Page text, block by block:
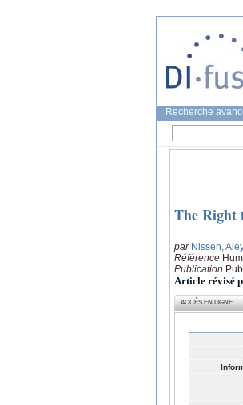
Recherche
The Right
par Nissen,
Référence
Publication
Article révisé
ACCÈS EN LIGNE